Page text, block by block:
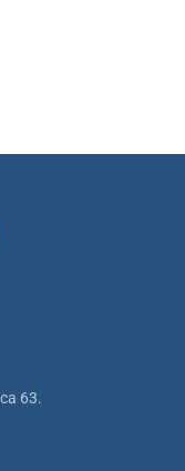
63.